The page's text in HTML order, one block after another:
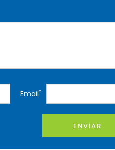
Email*
ENVIAR